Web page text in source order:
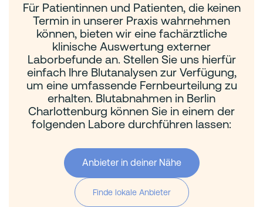
Für Patientinnen und Patienten, die keinen
Termin in unserer Praxis wahrnehmen
können, bieten wir eine fachärztliche
klinische Auswertung externer
Laborbefunde an. Stellen Sie uns hierfür
einfach Ihre Blutanalysen zur Verfügung,
um eine umfassende Fernbeurteilung zu
erhalten. Blutabnahmen in Berlin
Charlottenburg können Sie in einem der
folgenden Labore durchführen lassen:
Anbieter in deiner Nähe
Finde lokale Anbieter